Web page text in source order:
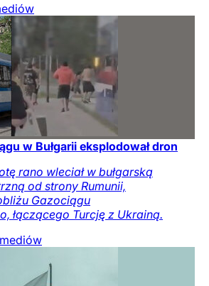
w Bułgarii eksplodował dron
rano wleciał w bułgarską
od strony Rumunii,
Gazociągu
łączącego Turcję z Ukrainą.